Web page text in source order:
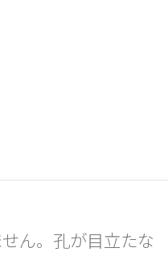
ん。孔が目立たな